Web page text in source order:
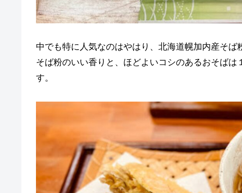
中でも特に人気なのはやはり、北海道幌加内産そば
そば粉のいい香りと、ほどよいコシのあるおそば
す。